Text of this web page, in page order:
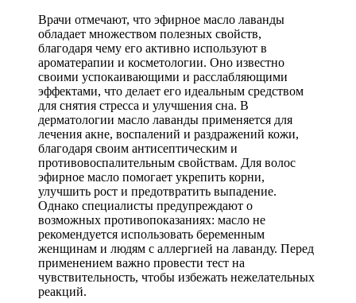
Врачи отмечают, что эфирное масло лаванды
обладает множеством полезных свойств,
благодаря чему его активно используют в
ароматерапии и косметологии. Оно известно
своими успокаивающими и расслабляющими
эффектами, что делает его идеальным средством
для снятия стресса и улучшения сна. В
дерматологии масло лаванды применяется для
лечения акне, воспалений и раздражений кожи,
благодаря своим антисептическим и
противовоспалительным свойствам. Для волос
эфирное масло помогает укрепить корни,
улучшить рост и предотвратить выпадение.
Однако специалисты предупреждают о
возможных противопоказаниях: масло не
рекомендуется использовать беременным
женщинам и людям с аллергией на лаванду. Перед
применением важно провести тест на
чувствительность, чтобы избежать нежелательных
реакций.